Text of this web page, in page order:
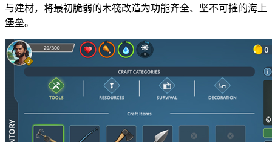
与建材，将最初脆弱的木筏改造为功能齐全、坚不可摧的海上
堡垒。